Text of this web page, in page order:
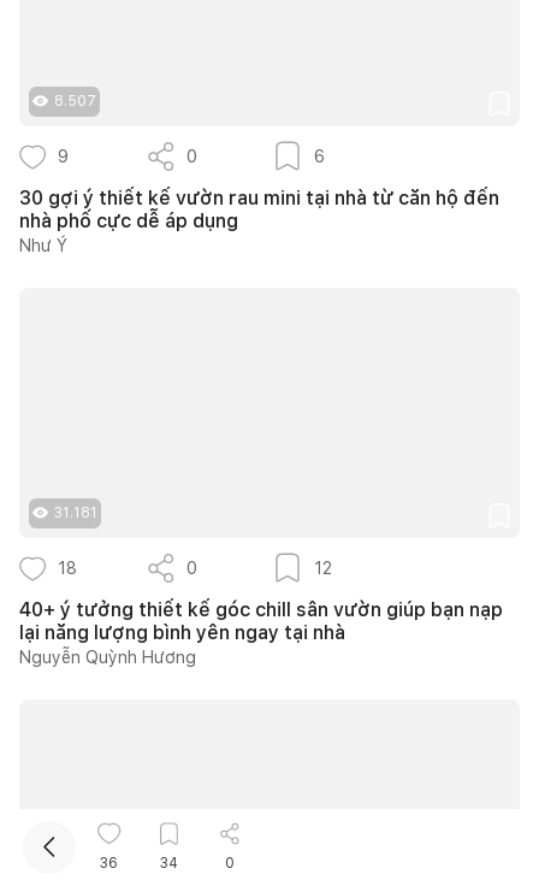
8.507
9 0 6
30 gợi ý thiết kế vườn rau mini tại nhà từ căn hộ đến
nhà phố cực dễ áp dụng
Như Ý
31.181
18 0 12
40+ ý tưởng thiết kế góc chill sân vườn giúp bạn nạp
lại năng lượng bình yên ngay tại nhà
Nguyễn Quỳnh Hương
36 34 0